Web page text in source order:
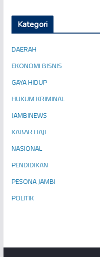
Kategori
DAERAH
EKONOMI BISNIS
GAYA HIDUP
HUKUM KRIMINAL
JAMBINEWS
KABAR HAJI
NASIONAL
PENDIDIKAN
PESONA JAMBI
POLITIK